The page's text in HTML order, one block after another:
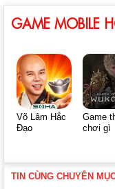
GAME MOBILE
Võ Lâm Hắc
Đạo
Game
chơi gì
TIN CÙNG CHUYÊN